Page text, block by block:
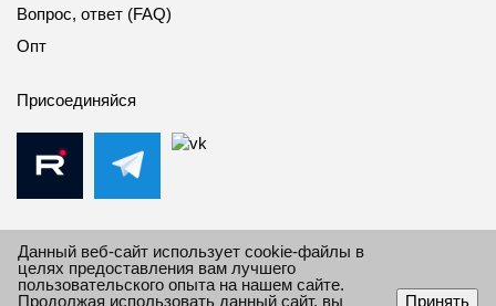
Вопрос, ответ (FAQ)
Опт
Присоединяйся
© 2010-2026 Все права защищены Импорт Дивижн.
Данный веб-сайт использует cookie-файлы в
целях предоставления вам лучшего
пользовательского опыта на нашем сайте.
Продолжая использовать данный сайт, вы
Принять